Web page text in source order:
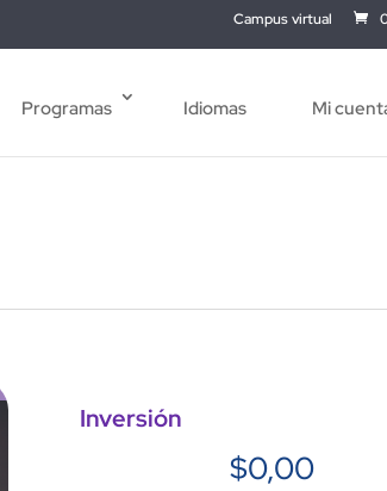
Campus virtual
Programas Idiomas Mi
Inversión
$0,00